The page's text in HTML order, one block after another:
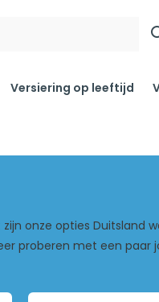
Versiering op leeftijd
onze opties Duitsland
proberen met een paar